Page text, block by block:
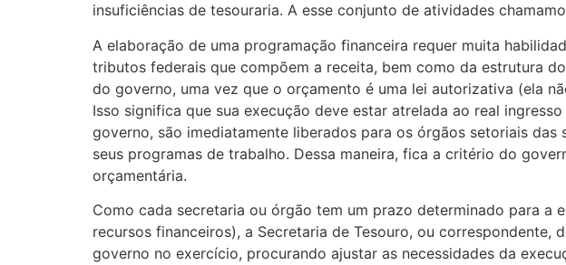
insuficiências de tesouraria. A esse conjunto de atividades
A elaboração de uma programação financeira requer muita
tributos federais que compõem a receita, bem como da estrutura
do governo, uma vez que o orçamento é uma lei autorizativa (ela
Isso significa que sua execução deve estar atrelada ao real
governo, são imediatamente liberados para os órgãos setoriais
seus programas de trabalho. Dessa maneira, fica a critério do
orçamentária.
Como cada secretaria ou órgão tem um prazo determinado para a
recursos financeiros), a Secretaria de Tesouro, ou
governo no exercício, procurando ajustar as necessidades da